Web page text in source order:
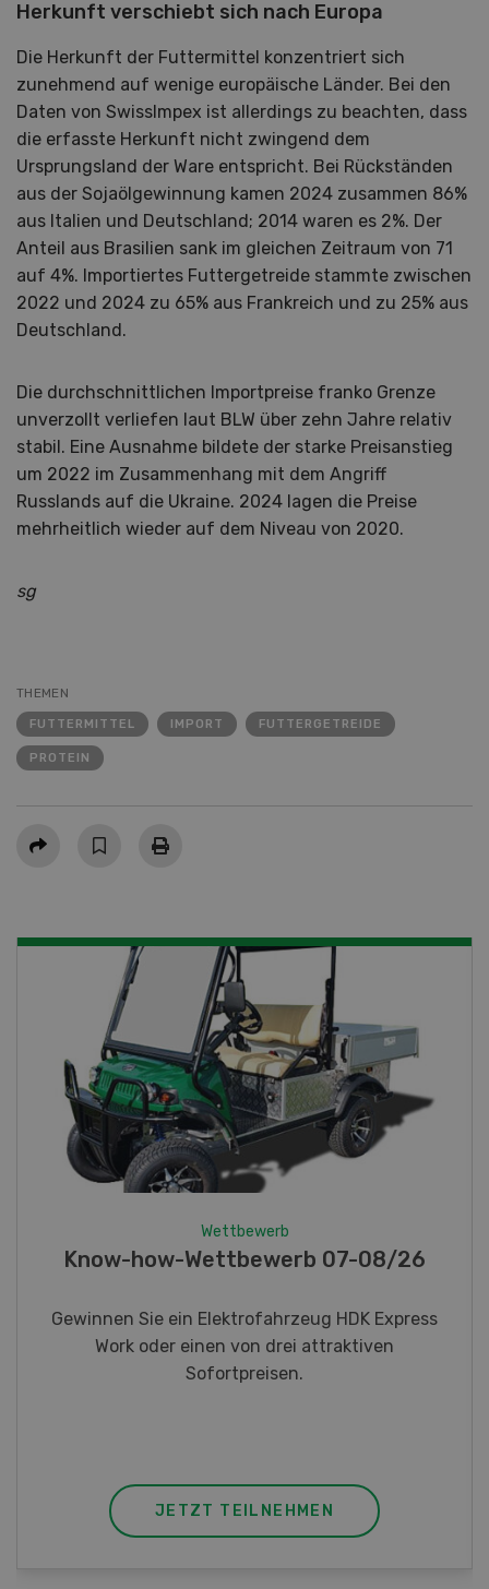
Herkunft verschiebt sich nach Europa
Die Herkunft der Futtermittel konzentriert sich
zunehmend auf wenige europäische Länder. Bei den
Daten von SwissImpex ist allerdings zu beachten, dass
die erfasste Herkunft nicht zwingend dem
Ursprungsland der Ware entspricht. Bei Rückständen
aus der Sojaölgewinnung kamen 2024 zusammen 86%
aus Italien und Deutschland; 2014 waren es 2%. Der
Anteil aus Brasilien sank im gleichen Zeitraum von 71
auf 4%. Importiertes Futtergetreide stammte zwischen
2022 und 2024 zu 65% aus Frankreich und zu 25% aus
Deutschland.
Die durchschnittlichen Importpreise franko Grenze
unverzollt verliefen laut BLW über zehn Jahre relativ
stabil. Eine Ausnahme bildete der starke Preisanstieg
um 2022 im Zusammenhang mit dem Angriff
Russlands auf die Ukraine. 2024 lagen die Preise
mehrheitlich wieder auf dem Niveau von 2020.
sg
THEMEN
FUTTERMITTEL IMPORT FUTTERGETREIDE
PROTEIN
Teilen
Fotorätsel 07-08/26
Gewinnen Sie eines von fünf LANDI
Taschenmessern
JETZT TEILNEHMEN